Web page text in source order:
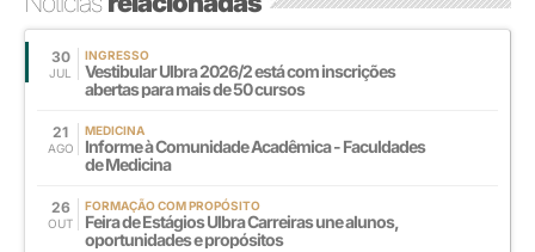
30
JUL
INGRESSO
Vestibular Ulbra 2026/2 está com inscrições
abertas para mais de 50 cursos
21
AGO
MEDICINA
Informe à Comunidade Acadêmica - Faculdades
de Medicina
26
OUT
FORMAÇÃO COM PROPÓSITO
Feira de Estágios Ulbra Carreiras une alunos,
oportunidades e propósitos